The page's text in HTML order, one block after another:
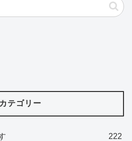
カテゴリー
222